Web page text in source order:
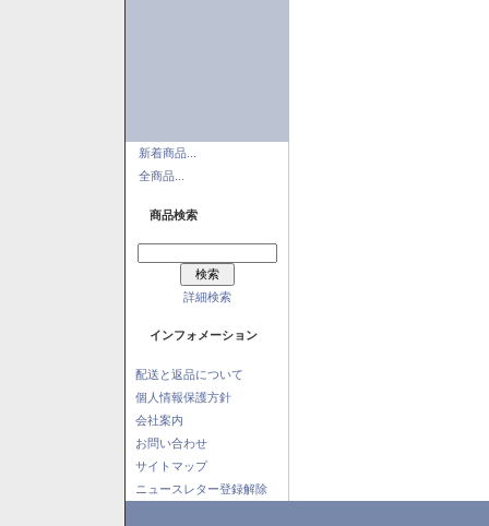
新着商品...
全商品...
商品検索
詳細検索
インフォメーション
配送と返品について
個人情報保護方針
会社案内
お問い合わせ
サイトマップ
ニュースレター登録解除